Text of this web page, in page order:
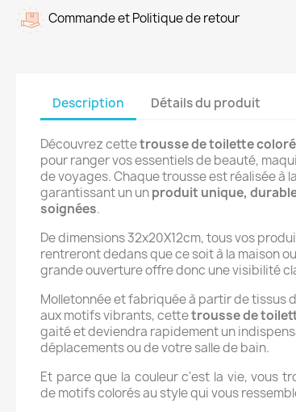
Commande et Politique de retour
Description Détails du produit
Découvrez cettetrousse de toilette
pour ranger vos essentiels de beauté,
de voyages. Chaque trousse est réalisée à
garantissant un unproduit unique,
soignées.
De dimensions 32x20X12cm, tous vos
rentreront dedans que ce soit à la maison
grande ouverture offre donc une visibilité
Molletonnée et fabriquée à partir de tissus
aux motifs vibrants, cettetrousse de
gaité et deviendra rapidement un
déplacements ou de votre salle de bain.
Et parce que la couleur c'est la vie, vous
de motifs colorés au style qui vous